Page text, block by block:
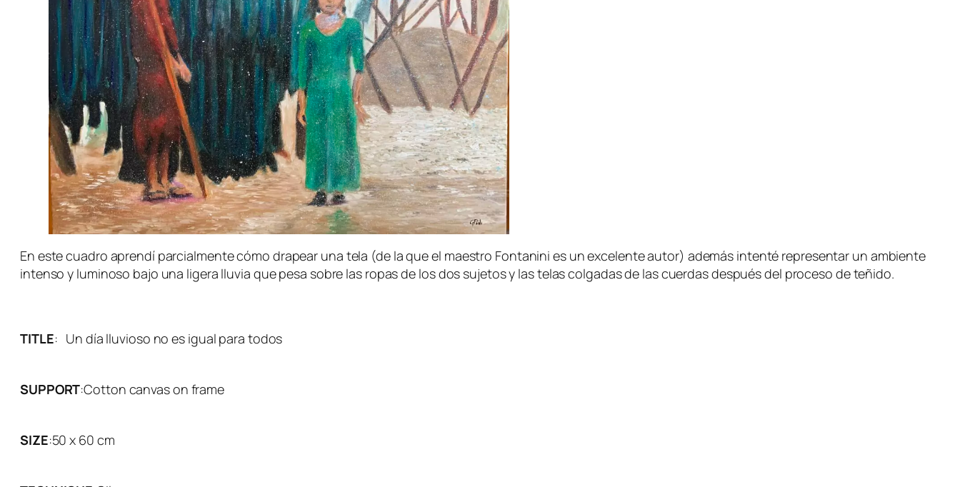
En este cuadro aprendí parcialmente cómo drapear una tela (de la que el maestro Fontanini es un excelente autor) además intenté representar un ambiente
intenso y luminoso bajo una ligera lluvia que pesa sobre las ropas de los dos sujetos y las telas colgadas de las cuerdas después del proceso de teñido.
TITLE: Un día lluvioso no es igual para todos
SUPPORT:Cotton canvas on frame
SIZE:50 x 60 cm